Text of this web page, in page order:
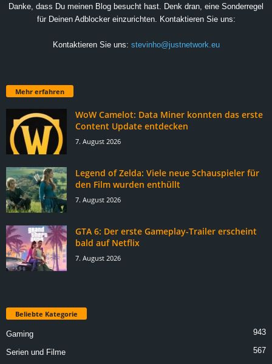
Danke, dass Du meinen Blog besucht hast. Denk dran, eine Sonderregel
für Deinen Adblocker einzurichten. Kontaktieren Sie uns:
Kontaktieren Sie uns: stevinho@justnetwork.eu
Mehr erfahren
WoW Camelot: Data Miner konnten das erste
Content Update entdecken
7. August 2026
Legend of Zelda: Viele neue Schauspieler für
den Film wurden enthüllt
7. August 2026
GTA 6: Der erste Gameplay-Trailer erscheint
bald auf Netflix
7. August 2026
Beliebte Kategorie
Gaming 943
Serien und Filme 567